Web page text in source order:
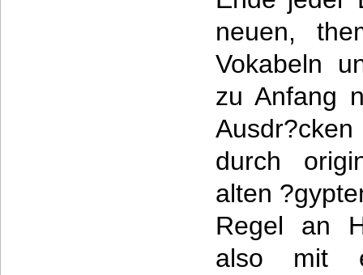
neuen,
Vokabeln
zu Anfang
durch
alten
Regel an
also mit